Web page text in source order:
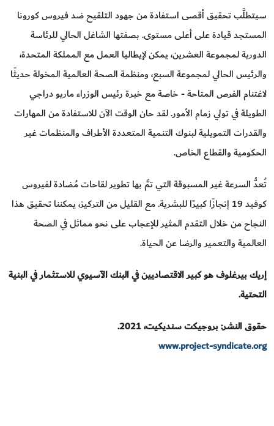
سيتطلَّب تحقيق أقصى استفادة من جهود التلقيح ضد فيروس كورونا
المستجد قيادة على أعلى مستوى. بصفتها الشاغل الحالي للرئاسة
الدورية لمجموعة العشرين، يمكن لإيطاليا العمل مع المملكة المتحدة،
والرئيس الحالي لمجموعة السبع، ومنظمة الصحة العالمية المخولة حديثًا
لاغتنام الفرص المتاحة - خاصة مع خبرة رئيس الوزراء ماريو دراجي
الطويلة في تولي زمام الأمور. لقد حان الوقت الآن للاستفادة من المهارات
والقدرات التمويلية لبنوك التنمية المتعددة الأطراف والمنظمات غير
الحكومية والقطاع الخاص.
تُعدُّ السرعة غير المسبوقة التي تمَّ بها تطوير لقاحات مُضادة لفيروس
كوفيد 19 إنجازًا كبيرًا للبشرية. مع القليل من التركيز، يمكننا تحقيق هذا
النجاح من خلال التقدم المثير للإعجاب على نحو مماثل في الصحة
العالمية والتعمير والرضا عن الحياة.
إريك بيرغلوف هو كبير الاقتصاديين في البنك الآسيوي للاستثمار في البنية
التحتية.
حقوق النشر: بروجيكت سنديكيت، 2021.
www.project-syndicate.org